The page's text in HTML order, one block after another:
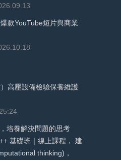
款YouTube短片與商業
高壓設備檢驗保養維護
培養解決問題的思考
基礎班｜線上課程， 建
thinking)，